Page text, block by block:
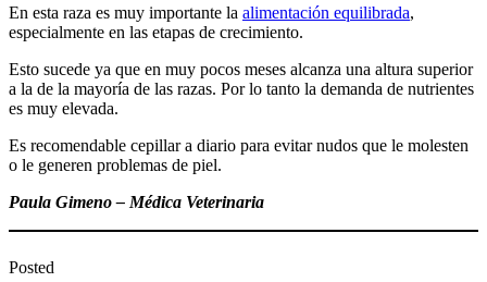
En esta raza es muy importante la alimentación equilibrada,
especialmente en las etapas de crecimiento.
Esto sucede ya que en muy pocos meses alcanza una altura superior
a la de la mayoría de las razas. Por lo tanto la demanda de nutrientes
es muy elevada.
Es recomendable cepillar a diario para evitar nudos que le molesten
o le generen problemas de piel.
Paula Gimeno – Médica Veterinaria
Posted